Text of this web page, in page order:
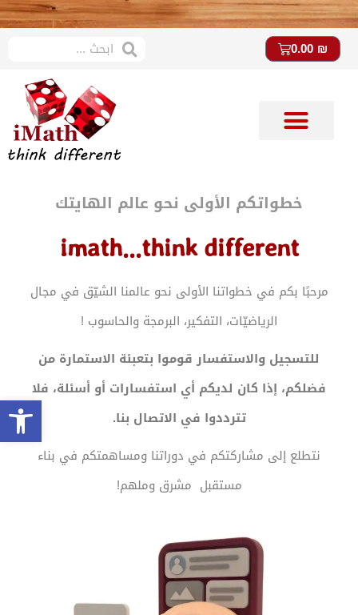
0.00 ₪
خطواتكم الأولى نحو عالم الهايتك
imath...think different
مرحبًا بكم في خطواتنا الأولى نحو عالمنا الشيّق في مجال
الرياضيّات، التفكير، البرمجة والحاسوب !
للتسجيل والاستفسار قوموا بتعبئة الاستمارة من
فضلكم، إذا كان لديكم أي استفسارات أو أسئلة، فلا
تترددوا في الاتصال بنا.
نتطلع إلى مشاركتكم في دوراتنا ومساهمتكم في بناء
مستقبل مشرق وملهم!